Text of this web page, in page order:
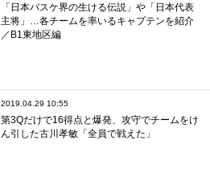
「日本バスケ界の生ける伝説」や「日本代表
主将」…各チームを率いるキャプテンを紹介
／B1東地区編
2019.04.29 10:55
第3Qだけで16得点と爆発、攻守でチームをけ
ん引した古川孝敏「全員で戦えた」